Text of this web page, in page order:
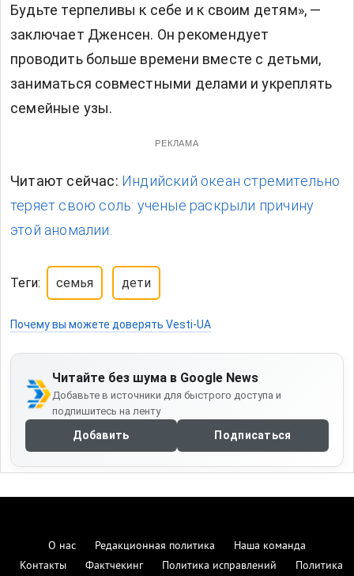
Будьте терпеливы к себе и к своим детям», —
заключает Дженсен. Он рекомендует
проводить больше времени вместе с детьми,
заниматься совместными делами и укреплять
семейные узы.
РЕКЛАМА
Читают сейчас: Индийский океан стремительно
теряет свою соль: ученые раскрыли причину
этой аномалии.
Теги: семья дети
Почему вы можете доверять Vesti-UA
Читайте без шума в Google News
Добавьте в источники для быстрого доступа и
подпишитесь на ленту
Добавить Подписаться
О нас Редакционная политика
Наша команда
Контакты
Фактчекинг Политика исправлений
Политика